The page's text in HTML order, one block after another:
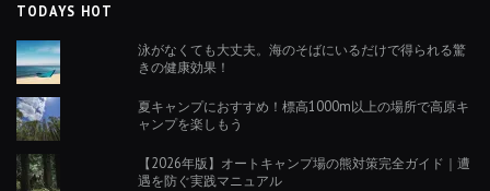
TODAYS HOT
泳がなくても大丈夫。海のそばにいるだけで得られる驚
きの健康効果！
夏キャンプにおすすめ！標高1000m以上の場所で高原キ
ャンプを楽しもう
【2026年版】オートキャンプ場の熊対策完全ガイド｜遭
遇を防ぐ実践マニュアル